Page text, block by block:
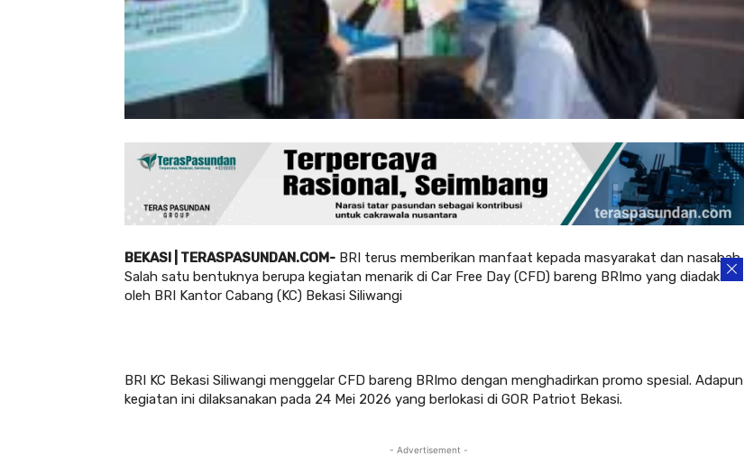
BEKASI | TERASPASUNDAN.COM- BRI terus memberikan manfaat kepada masyarakat dan nasabah.
Salah satu bentuknya berupa kegiatan menarik di Car Free Day (CFD) bareng BRImo yang diadakan
oleh BRI Kantor Cabang (KC) Bekasi Siliwangi
BRI KC Bekasi Siliwangi menggelar CFD bareng BRImo dengan menghadirkan promo spesial. Adapun
kegiatan ini dilaksanakan pada 24 Mei 2026 yang berlokasi di GOR Patriot Bekasi.
- Advertisement -